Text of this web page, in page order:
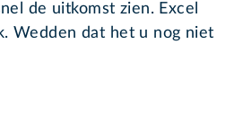
de uitkomst zien. Excel
Wedden dat het u nog niet